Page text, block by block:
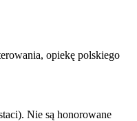
opiekę polskiego
Nie są honorowane